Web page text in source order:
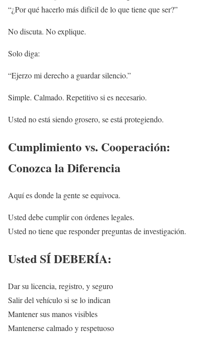
“¿Por qué hacerlo más difícil de lo que tiene que ser?”
No discuta. No explique.
Solo diga:
“Ejerzo mi derecho a guardar silencio.”
Simple. Calmado. Repetitivo si es necesario.
Usted no está siendo grosero, se está protegiendo.
Cumplimiento vs. Cooperación:
Conozca la Diferencia
Aquí es donde la gente se equivoca.
Usted debe cumplir con órdenes legales.
Usted no tiene que responder preguntas de investigación.
Usted SÍ DEBERÍA:
Dar su licencia, registro, y seguro
Salir del vehículo si se lo indican
Mantener sus manos visibles
Mantenerse calmado y respetuoso